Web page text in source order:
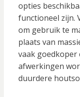
opties
functioneel zijn.
om gebruik te
plaats van
vaak goedkoper
afwerkingen
duurdere